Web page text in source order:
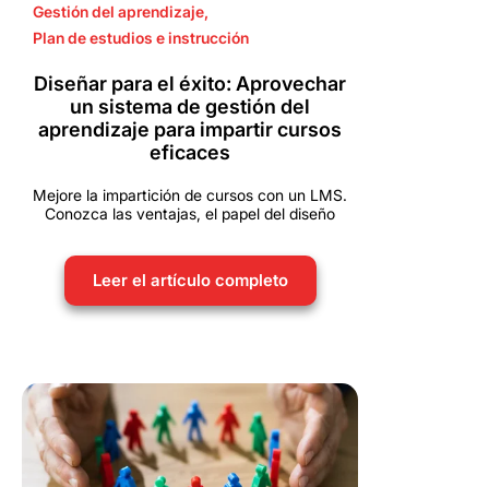
Gestión del aprendizaje,
Plan de estudios e instrucción
Diseñar para el éxito: Aprovechar
un sistema de gestión del
aprendizaje para impartir cursos
eficaces
Mejore la impartición de cursos con un LMS.
Conozca las ventajas, el papel del diseño
Leer el artículo completo